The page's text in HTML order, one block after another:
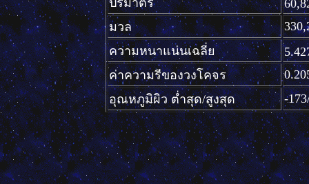
ปริมาตร
มวล
ความหนาแน่นเฉลี่ย
ค่าความรีของวงโคจร
อุณหภูมิผิว ต่ำสุด/สูงสุด -